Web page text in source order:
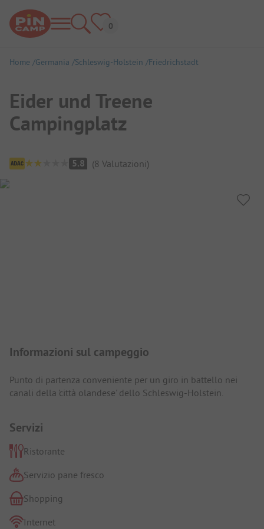
Home Germania Schleswig-Holstein Friedrichstadt
Eider und Treene
Campingplatz
Panoramica del campeggio
5.8 (8 Valutazioni)
Informazioni sul campeggio
Punto di partenza conveniente per un giro in battello nei
canali della 'città olandese' dello Schleswig-Holstein.
Servizi
Ristorante
Servizio pane fresco
Shopping
Internet